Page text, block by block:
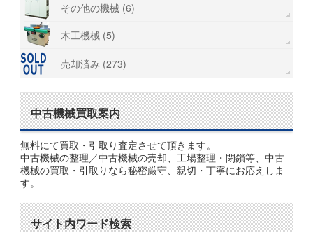
その他の機械 (6)
木工機械 (5)
売却済み (273)
中古機械買取案内
無料にて買取・引取り査定させて頂きます。
中古機械の整理／中古機械の売却、工場整理・閉鎖等、中古
機械の買取・引取りなら秘密厳守、親切・丁寧にお応えしま
す。
サイト内ワード検索